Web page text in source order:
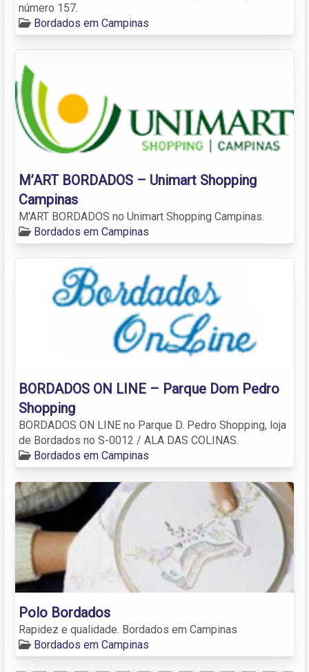
número 157.
Bordados em Campinas
M’ART BORDADOS – Unimart Shopping
Campinas
M'ART BORDADOS no Unimart Shopping Campinas.
Bordados em Campinas
BORDADOS ON LINE – Parque Dom Pedro
Shopping
BORDADOS ON LINE no Parque D. Pedro Shopping, loja
de Bordados no S-0012 / ALA DAS COLINAS.
Bordados em Campinas
Polo Bordados
Rapidez e qualidade. Bordados em Campinas
Bordados em Campinas